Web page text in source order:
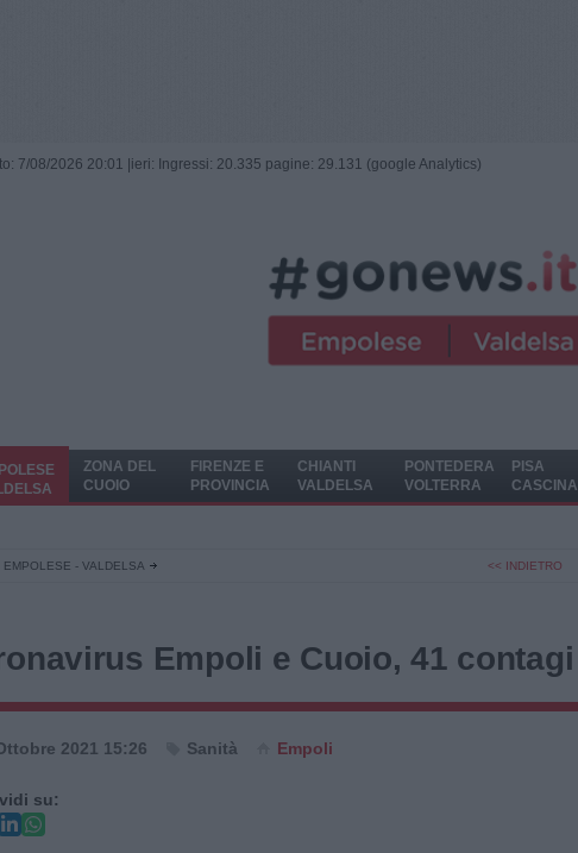
7/08/2026 20:01 | ieri: Ingressi: 20.335 pagine: 29.131 (google Analytics)
ZONA DEL
CUOIO
FIRENZE E
PROVINCIA
CHIANTI
VALDELSA
PONTEDERA
VOLTERRA
PISA
CASCINA
EMPOLESE - VALDELSA << INDIETRO
Empoli e Cuoio, 41 contagi
2021 15:26 Sanità Empoli
su: